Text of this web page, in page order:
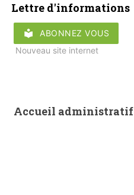
Lettre d'informations
local_library
ABONNEZ VOUS
Nouveau site internet
Accueil administratif